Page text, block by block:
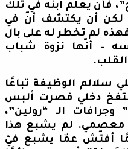
فأن يعلّم ابنه في تلك
لكن أن يكتشف أنّ في
لم تخطر له على بال
– أنّها نزوة شباب
سلالم الوظيفة تباعًا
دخلي فصرت ألبس
وجرافات الـ “رولين”،
معصمي. لم يشبع هذا
أفتّش عمّا يشبع فيّ